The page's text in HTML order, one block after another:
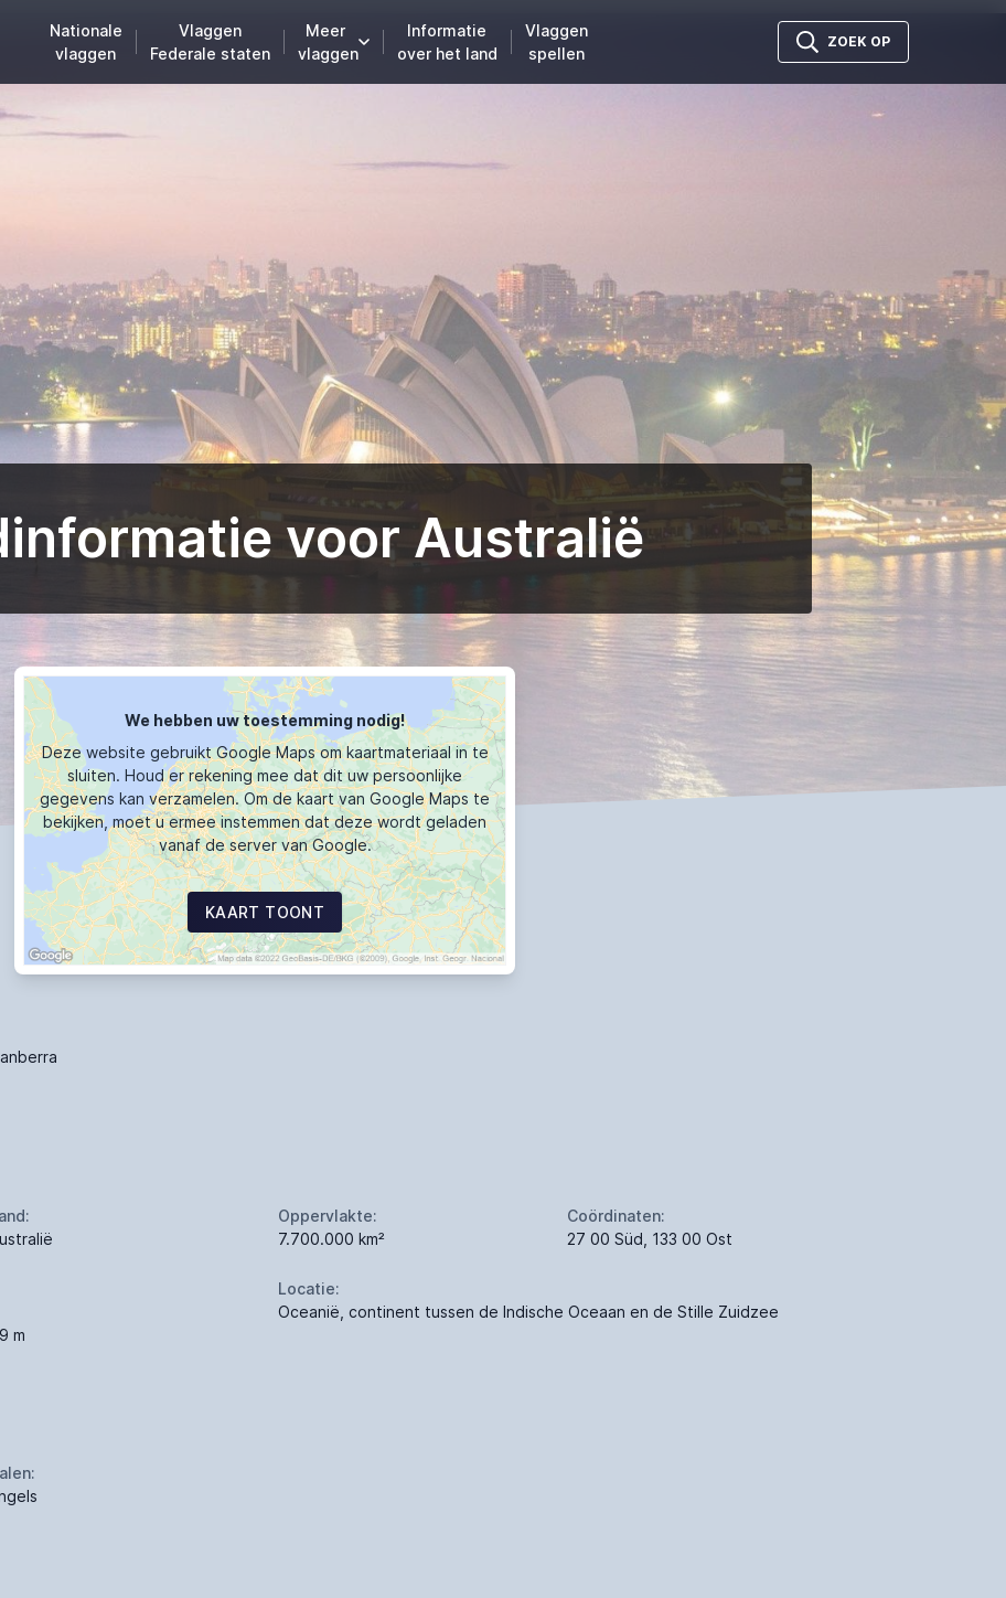
Nationale
vlaggen
Vlaggen
Federale staten
Meer
vlaggen
Informatie
over het land
Vlaggen
spellen
ZOEK OP
voor Australië
We hebben uw toestemming nodig!
Deze website gebruikt Google Maps om kaartmateriaal in te
sluiten. Houd er rekening mee dat dit uw persoonlijke
gegevens kan verzamelen. Om de kaart van Google Maps te
bekijken, moet u ermee instemmen dat deze wordt geladen
vanaf de server van Google.
KAART TOONT
Oppervlakte:
7.700.000 km²
Coördinaten:
27 00 Süd, 133 00 Ost
m
Locatie:
Oceanië, continent tussen de Indische Oceaan en de Stille Zuidzee